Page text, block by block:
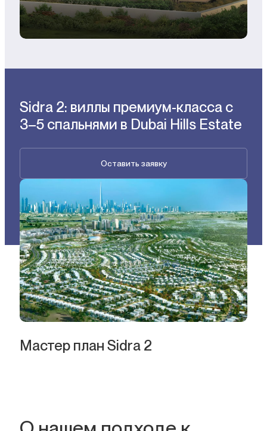
Sidra 2: виллы премиум-класса с
3–5 спальнями в Dubai Hills Estate
Оставить заявку
Мастер план Sidra 2